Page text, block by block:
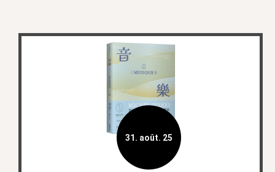
31. août. 25